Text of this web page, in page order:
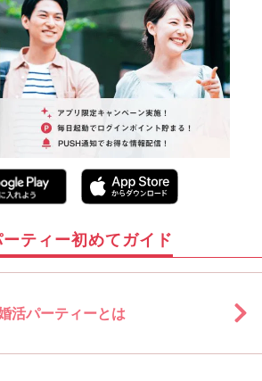
ティー初めてガイド
活パーティーとは